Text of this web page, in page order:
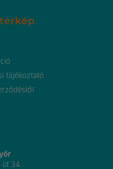
tájékoztató
út 34.